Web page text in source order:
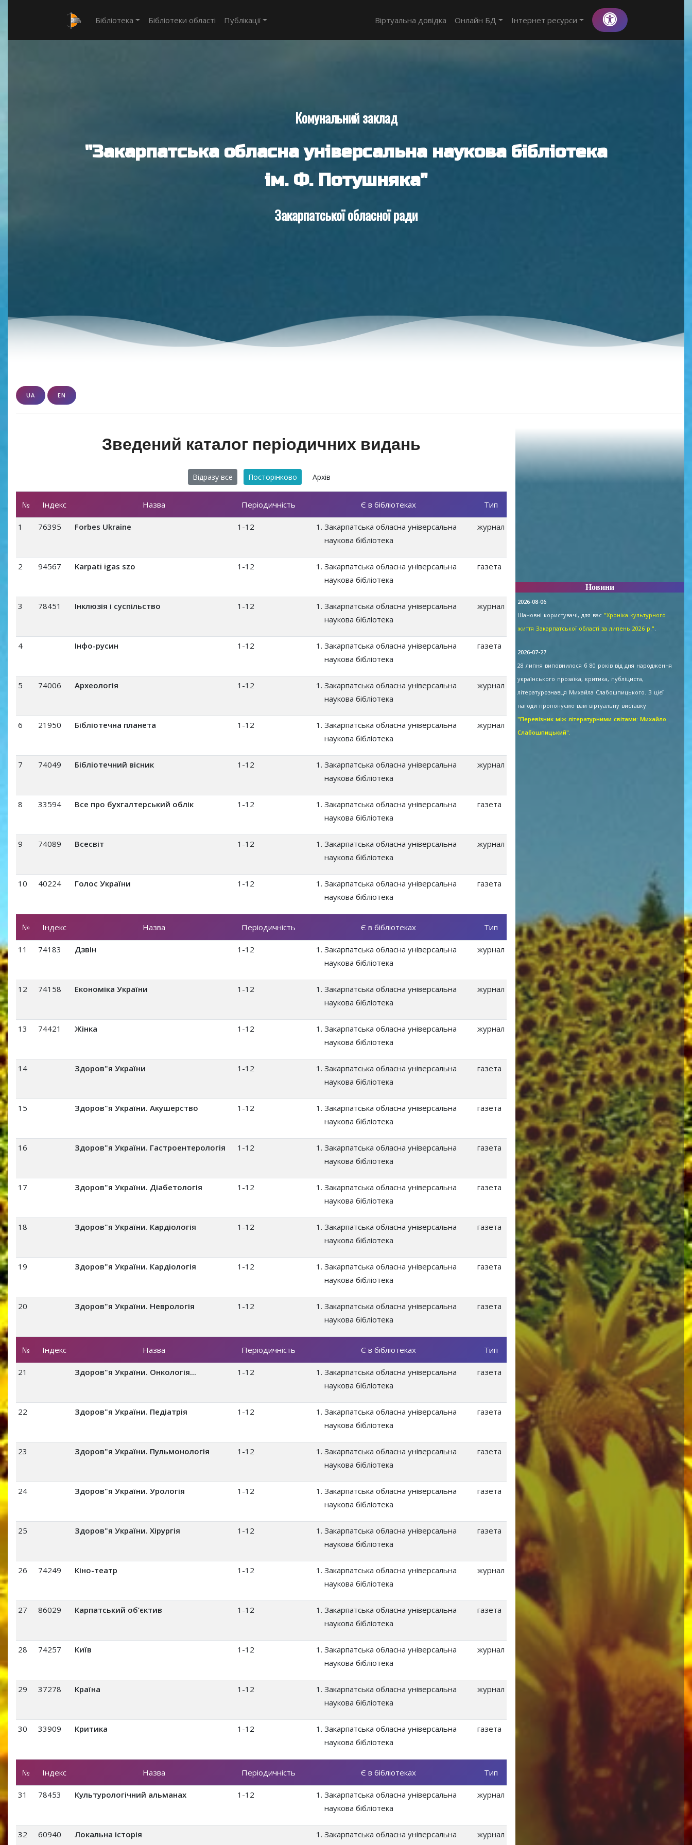
Бібліотека Бібліотеки області Публікації Віртуальна довідка Онлайн БД Інтернет ресурси
Комунальний заклад
"Закарпатська обласна універсальна наукова бібліотека
ім. Ф. Потушняка"
Закарпатської обласної ради
UA EN
Зведений каталог періодичних видань
Відразу все Посторінково Архів
№ Індекс Назва Періодичність Є в бібліотеках Тип
1 76395 Forbes Ukraine 1-12
Закарпатська обласна універсальна
наукова бібліотека
журнал
2 94567 Karpati igas szo 1-12
Закарпатська обласна універсальна
наукова бібліотека
газета
3 78451 Інклюзія і суспільство 1-12
Закарпатська обласна універсальна
наукова бібліотека
журнал
4 Інфо-русин 1-12
Закарпатська обласна універсальна
наукова бібліотека
газета
5 74006 Археологія 1-12
Закарпатська обласна універсальна
наукова бібліотека
журнал
6 21950 Бібліотечна планета 1-12
Закарпатська обласна універсальна
наукова бібліотека
журнал
7 74049 Бібліотечний вісник 1-12
Закарпатська обласна універсальна
наукова бібліотека
журнал
8 33594 Все про бухгалтерський облік 1-12
Закарпатська обласна універсальна
наукова бібліотека
газета
9 74089 Всесвіт 1-12
Закарпатська обласна універсальна
наукова бібліотека
журнал
10 40224 Голос України 1-12
Закарпатська обласна універсальна
наукова бібліотека
газета
№ Індекс Назва Періодичність Є в бібліотеках Тип
11 74183 Дзвін 1-12
Закарпатська обласна універсальна
наукова бібліотека
журнал
12 74158 Економіка України 1-12
Закарпатська обласна універсальна
наукова бібліотека
журнал
13 74421 Жінка 1-12
Закарпатська обласна універсальна
наукова бібліотека
журнал
14 Здоров"я України 1-12
Закарпатська обласна універсальна
наукова бібліотека
газета
15 Здоров"я України. Акушерство 1-12
Закарпатська обласна універсальна
наукова бібліотека
газета
16 Здоров"я України. Гастроентерологія 1-12
Закарпатська обласна універсальна
наукова бібліотека
газета
17 Здоров"я України. Діабетологія 1-12
Закарпатська обласна універсальна
наукова бібліотека
газета
18 Здоров"я України. Кардіологія 1-12
Закарпатська обласна універсальна
наукова бібліотека
газета
19 Здоров"я України. Кардіологія 1-12
Закарпатська обласна універсальна
наукова бібліотека
газета
20 Здоров"я України. Неврологія 1-12
Закарпатська обласна універсальна
наукова бібліотека
газета
№ Індекс Назва Періодичність Є в бібліотеках Тип
21 Здоров"я України. Онкологія... 1-12
Закарпатська обласна універсальна
наукова бібліотека
газета
22 Здоров"я України. Педіатрія 1-12
Закарпатська обласна універсальна
наукова бібліотека
газета
23 Здоров"я України. Пульмонологія 1-12
Закарпатська обласна універсальна
наукова бібліотека
газета
24 Здоров"я України. Урологія 1-12
Закарпатська обласна універсальна
наукова бібліотека
газета
25 Здоров"я України. Хірургія 1-12
Закарпатська обласна універсальна
наукова бібліотека
газета
26 74249 Кіно-театр 1-12
Закарпатська обласна універсальна
наукова бібліотека
журнал
27 86029 Карпатський об’єктив 1-12
Закарпатська обласна універсальна
наукова бібліотека
газета
28 74257 Київ 1-12
Закарпатська обласна універсальна
наукова бібліотека
журнал
29 37278 Країна 1-12
Закарпатська обласна універсальна
наукова бібліотека
журнал
30 33909 Критика 1-12
Закарпатська обласна універсальна
наукова бібліотека
газета
№ Індекс Назва Періодичність Є в бібліотеках Тип
31 78453 Культурологічний альманах 1-12
Закарпатська обласна універсальна
наукова бібліотека
журнал
32 60940 Локальна історія
Закарпатська обласна універсальна
журнал
Новини
2026-08-06
Шановні користувачі, для вас "Хроніка культурного
життя Закарпатської області за липень 2026 р.".
2026-07-27
28 липня виповнилося б 80 років від дня народження
українського прозаїка, критика, публіциста,
літературознавця Михайла Слабошпицького. З цієї
нагоди пропонуємо вам віртуальну виставку
"Перевізник між літературними світами: Михайло
Слабошпицький".